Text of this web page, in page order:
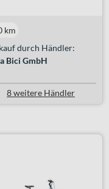
durch Händler:
Bici GmbH
km
8 weitere Händler